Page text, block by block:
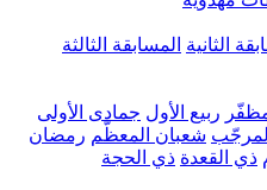
الثالثة
جمادى الأولى
المعظّم رمضان
الحجة